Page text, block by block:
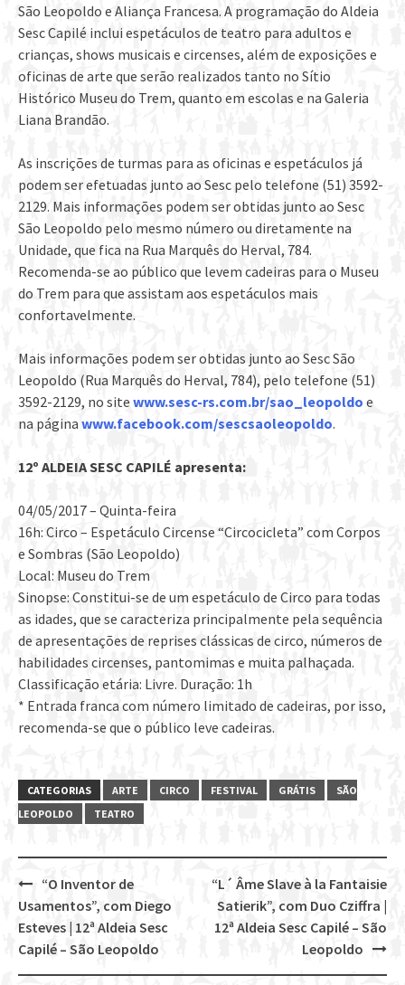
São Leopoldo e Aliança Francesa. A programação do Aldeia
Sesc Capilé inclui espetáculos de teatro para adultos e
crianças, shows musicais e circenses, além de exposições e
oficinas de arte que serão realizados tanto no Sítio
Histórico Museu do Trem, quanto em escolas e na Galeria
Liana Brandão.
As inscrições de turmas para as oficinas e espetáculos já
podem ser efetuadas junto ao Sesc pelo telefone (51) 3592-
2129. Mais informações podem ser obtidas junto ao Sesc
São Leopoldo pelo mesmo número ou diretamente na
Unidade, que fica na Rua Marquês do Herval, 784.
Recomenda-se ao público que levem cadeiras para o Museu
do Trem para que assistam aos espetáculos mais
confortavelmente.
Mais informações podem ser obtidas junto ao Sesc São
Leopoldo (Rua Marquês do Herval, 784), pelo telefone (51)
3592-2129, no sitewww.sesc-rs.com.br/sao_leopoldo e
na página www.facebook.com/sescsaoleopoldo.
12º ALDEIA SESC CAPILÉ apresenta:
04/05/2017 – Quinta-feira
16h: Circo – Espetáculo Circense “Circocicleta” com Corpos
e Sombras (São Leopoldo)
Local: Museu do Trem
Sinopse: Constitui-se de um espetáculo de Circo para todas
as idades, que se caracteriza principalmente pela sequência
de apresentações de reprises clássicas de circo, números de
habilidades circenses, pantomimas e muita palhaçada.
Classificação etária: Livre. Duração: 1h
* Entrada franca com número limitado de cadeiras, por isso,
recomenda-se que o público leve cadeiras.
CATEGORIAS ARTE CIRCO FESTIVAL GRÁTIS
SÃO
LEOPOLDO
TEATRO
Post
navigation
“L´ Âme Slave à la Fantaisie
Satierik”, com Duo Cziffra |
12ª Aldeia Sesc Capilé – São
Leopoldo
“O Inventor de
Usamentos”, com Diego
Esteves | 12ª Aldeia Sesc
Capilé – São Leopoldo